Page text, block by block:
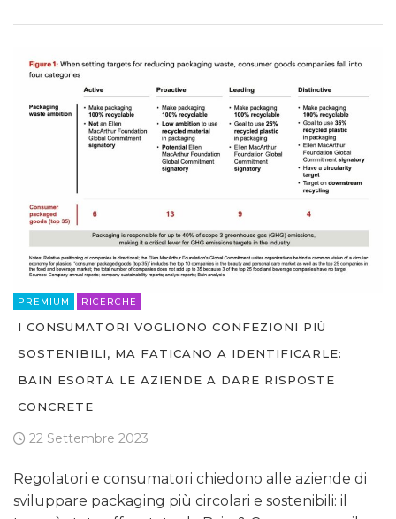
PREMIUM RICERCHE
I CONSUMATORI VOGLIONO CONFEZIONI PIÙ
SOSTENIBILI, MA FATICANO A IDENTIFICARLE:
BAIN ESORTA LE AZIENDE A DARE RISPOSTE
CONCRETE
22 Settembre 2023
Regolatori e consumatori chiedono alle aziende di
sviluppare packaging più circolari e sostenibili: il